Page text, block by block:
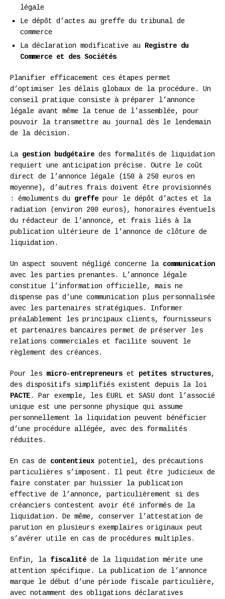
légale
Le dépôt d’actes au greffe du tribunal de
commerce
La déclaration modificative au
Registre du
Commerce et des Sociétés
Planifier efficacement ces étapes permet
d’optimiser les délais globaux de la procédure. Un
conseil pratique consiste à préparer l’annonce
légale avant même la tenue de l’assemblée, pour
pouvoir la transmettre au journal dès le lendemain
de la décision.
La gestion budgétaire des formalités de liquidation
requiert une anticipation précise. Outre le coût
direct de l’annonce légale (150 à 250 euros en
moyenne), d’autres frais doivent être provisionnés
: émoluments du greffe pour le dépôt d’actes et la
radiation (environ 200 euros), honoraires éventuels
du rédacteur de l’annonce, et frais liés à la
publication ultérieure de l’annonce de clôture de
liquidation.
Un aspect souvent négligé concerne la communication
avec les parties prenantes. L’annonce légale
constitue l’information officielle, mais ne
dispense pas d’une communication plus personnalisée
avec les partenaires stratégiques. Informer
préalablement les principaux clients, fournisseurs
et partenaires bancaires permet de préserver les
relations commerciales et facilite souvent le
règlement des créances.
Pour les micro-entrepreneurs et petites structures,
des dispositifs simplifiés existent depuis la loi
PACTE. Par exemple, les EURL et SASU dont l’associé
unique est une personne physique qui assume
personnellement la liquidation peuvent bénéficier
d’une procédure allégée, avec des formalités
réduites.
En cas de contentieux potentiel, des précautions
particulières s’imposent. Il peut être judicieux de
faire constater par huissier la publication
effective de l’annonce, particulièrement si des
créanciers contestent avoir été informés de la
liquidation. De même, conserver l’attestation de
parution en plusieurs exemplaires originaux peut
s’avérer utile en cas de procédures multiples.
Enfin, la fiscalité de la liquidation mérite une
attention spécifique. La publication de l’annonce
marque le début d’une période fiscale particulière,
avec notamment des obligations déclaratives